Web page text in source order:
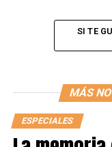
1984 fundó
la caída de la
la reivindicación
común mediático.
Desde esos
prensa argentina
SI TE
MÁS
ESPECIALES